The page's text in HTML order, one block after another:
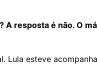
resposta é não. O
Lula esteve